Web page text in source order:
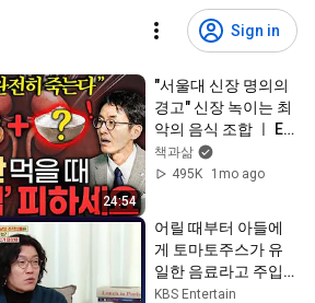
Sign in
24:54
"서울대 신장 명의의
경고" 신장 녹이는 최
악의 음식 조합 ㅣ Ep.
책과사람 113 (김연
수 교수 1부)
책과삶
495K
1mo ago
어릴 때부터 아들에
게 토마토주스가 유
일한 음료라고 주입
식 교육을 했다고?!
KBS Entertain